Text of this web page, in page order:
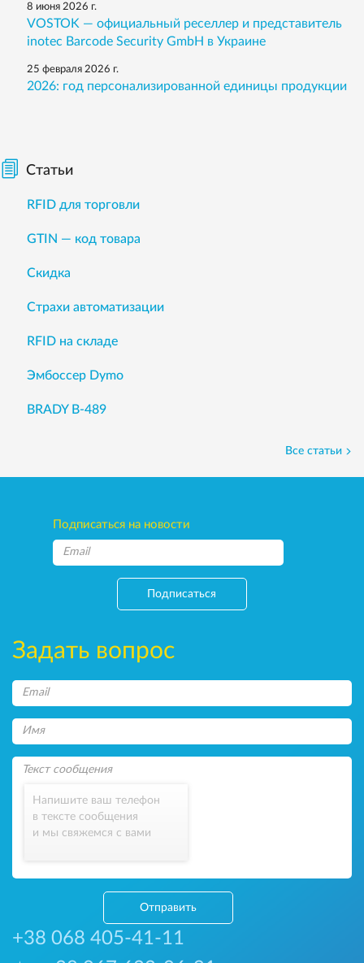
8 июня 2026 г.
VOSTOK — официальный реселлер и представитель
inotec Barcode Security GmbH в Украине
25 февраля 2026 г.
2026: год персонализированной единицы продукции
Статьи
RFID для торговли
GTIN — код товара
Скидка
Страхи автоматизации
RFID на складе
Эмбоссер Dymo
BRADY B-489
Все статьи
Подписаться на новости
Подписаться
Задать вопрос
Напишите ваш телефон
в тексте сообщения
и мы свяжемся с вами
Отправить
+38 068 405-41-11